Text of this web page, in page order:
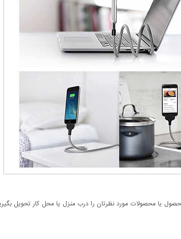
یا محصولات مورد نظرتان را درب منزل یا محل کار تحویل